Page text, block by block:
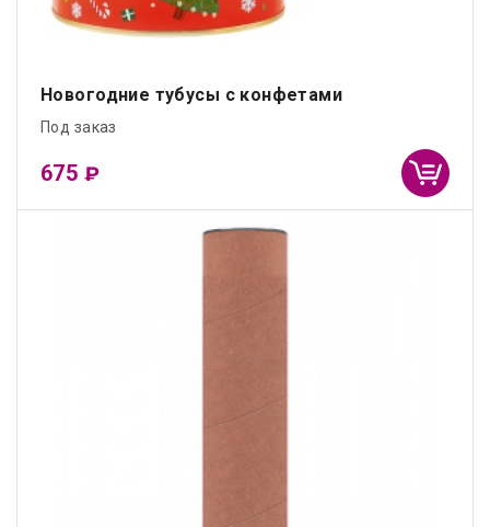
Новогодние тубусы с конфетами
Под заказ
675 ₽